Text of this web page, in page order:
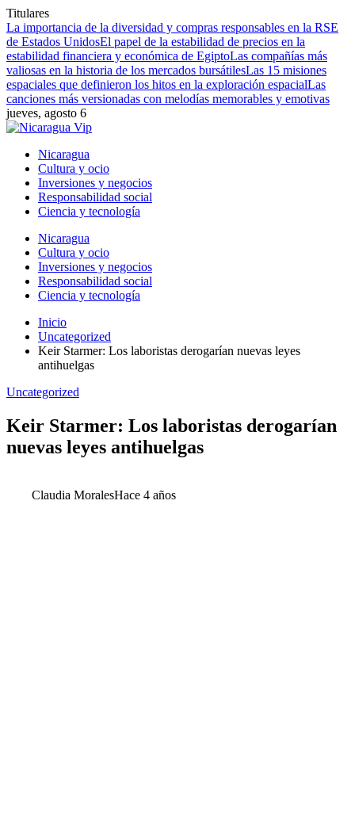
Titulares
La importancia de la diversidad y compras responsables en la RSE
de Estados UnidosEl papel de la estabilidad de precios en la
estabilidad financiera y económica de EgiptoLas compañías más
valiosas en la historia de los mercados bursátilesLas 15 misiones
espaciales que definieron los hitos en la exploración espacialLas
canciones más versionadas con melodías memorables y emotivas
jueves, agosto 6
Nicaragua
Cultura y ocio
Inversiones y negocios
Responsabilidad social
Ciencia y tecnología
Nicaragua
Cultura y ocio
Inversiones y negocios
Responsabilidad social
Ciencia y tecnología
Inicio
Uncategorized
Keir Starmer: Los laboristas derogarían nuevas leyes
antihuelgas
Uncategorized
Keir Starmer: Los laboristas derogarían
nuevas leyes antihuelgas
Claudia MoralesHace 4 años